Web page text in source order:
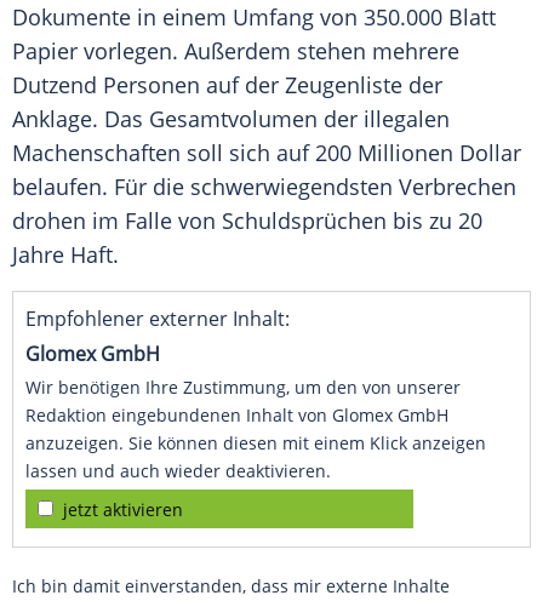
Dokumente in einem Umfang von 350.000 Blatt
Papier vorlegen. Außerdem stehen mehrere
Dutzend Personen auf der Zeugenliste der
Anklage. Das Gesamtvolumen der illegalen
Machenschaften soll sich auf 200 Millionen Dollar
belaufen. Für die schwerwiegendsten Verbrechen
drohen im Falle von Schuldsprüchen bis zu 20
Jahre Haft.
Empfohlener externer Inhalt:
Glomex GmbH
Wir benötigen Ihre Zustimmung, um den von unserer
Redaktion eingebundenen Inhalt von Glomex GmbH
anzuzeigen. Sie können diesen mit einem Klick anzeigen
lassen und auch wieder deaktivieren.
jetzt aktivieren
Ich bin damit einverstanden, dass mir externe Inhalte